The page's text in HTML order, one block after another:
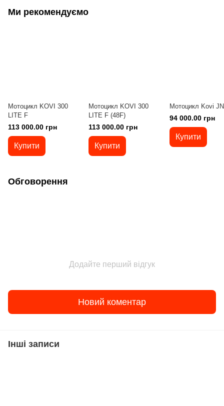
Ми рекомендуємо
Мотоцикл KOVI 300
LITE F
113 000.00 грн
Купити
Мотоцикл KOVI 300
LITE F (48F)
113 000.00 грн
Купити
Мотоцикл Kovi
94 000.00 грн
Купити
Обговорення
Додайте перший відгук
Новий коментар
Інші записи